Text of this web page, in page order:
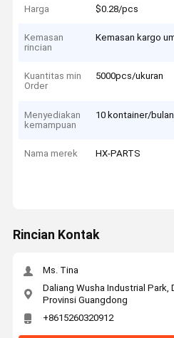
Harga $0.28/pcs
Kemasan
rincian
Kemasan kargo
Kuantitas min
Order
5000pcs/ukuran
Menyediakan
kemampuan
10 kontainer/bulan
Nama merek HX-PARTS
Rincian Kontak
Ms. Tina
Daliang Wusha Industrial Park,
Provinsi Guangdong
+8615260320912